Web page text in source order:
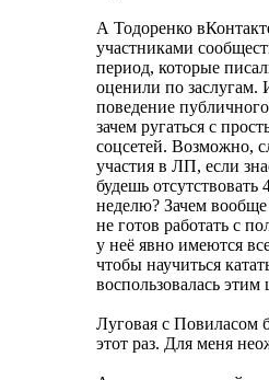
А Тодоренко
участниками
период, которые
оценили по заслугам.
поведение
зачем ругаться с
соцсетей. Возможно,
участия в ЛП, если
будешь отсутствовать
неделю? Зачем
не готов работать с
у неё явно имеются
чтобы научиться
воспользовалась
Луговая с Повиласом
этот раз. Для меня